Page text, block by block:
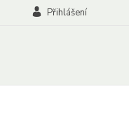
Přihlášení